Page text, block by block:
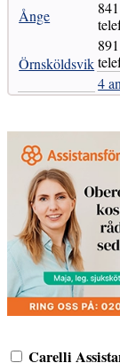
Ånge
Örnsköldsvik
4
Carelli